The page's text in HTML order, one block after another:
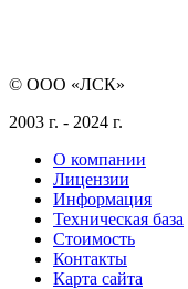
© ООО «ЛСК»
2003 г. - 2024 г.
О компании
Лицензии
Информация
Техническая база
Стоимость
Контакты
Карта сайта